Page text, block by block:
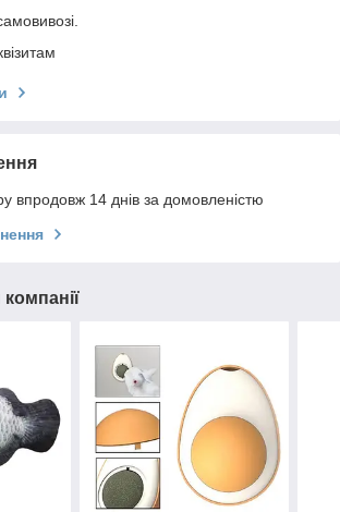
впродовж 14 днів за домовленістю